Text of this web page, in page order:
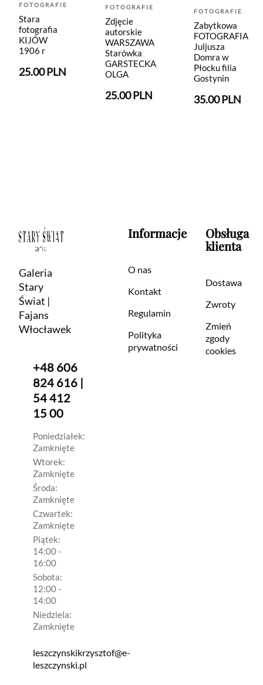
FOTOGRAFIE
Stara
fotografia
KIJÓW
1906 r
25.00 PLN
FOTOGRAFIE
Zdjęcie
autorskie
WARSZAWA
Starówka
GARSTECKA
OLGA
25.00 PLN
FOTOGRAFIE
Zabytkowa
FOTOGRAFIA
Juljusza
Domra w
Płocku filia
Gostynin
35.00 PLN
Galeria
Stary
Świat |
Fajans
Włocławek
+48 606
824 616 |
54 412
15 00
Poniedziałek:
Zamknięte
Wtorek:
Zamknięte
Środa:
Zamknięte
Czwartek:
Zamknięte
Piątek:
14:00 -
16:00
Sobota:
12:00 -
14:00
Niedziela:
Zamknięte
leszczynskikrzysztof@e-
leszczynski.pl
Informacje
O nas
Kontakt
Regulamin
Polityka
prywatności
Obsługa
klienta
Dostawa
Zwroty
Zmień
zgody
cookies